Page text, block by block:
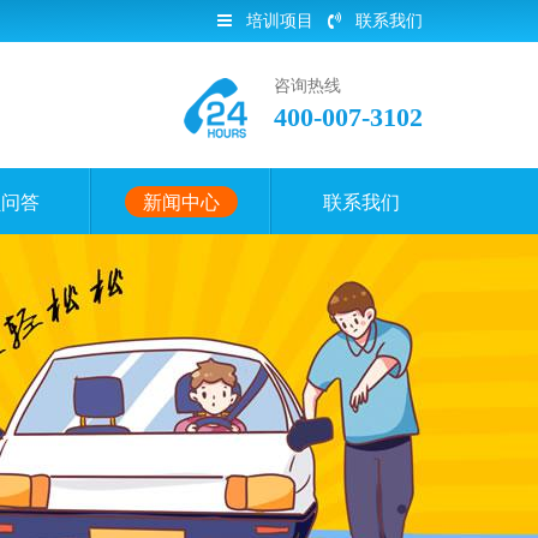
培训项目 联系我们
咨询热线
400-007-3102
答 新闻中心 联系我们